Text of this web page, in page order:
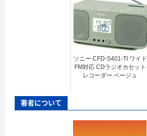
ソニー CFD-S401-TI ワイド
FM対応 CDラジオカセット
レコーダー ベージュ
著者について